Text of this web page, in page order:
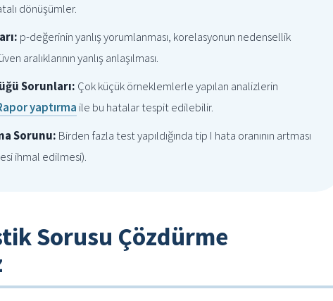
dönüşümler.
p-değerinin yanlış yorumlanması, korelasyonun nedensellik
aralıklarının yanlış anlaşılması.
Sorunları: Çok küçük örneklemlerle yapılan analizlerin
yaptırma ile bu hatalar tespit edilebilir.
Sorunu: Birden fazla test yapıldığında tip I hata oranının artması
ihmal edilmesi).
Sorusu Çözdürme